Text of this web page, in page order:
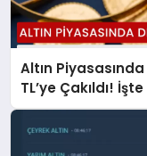
Altın
TL’ye Çakıldı!